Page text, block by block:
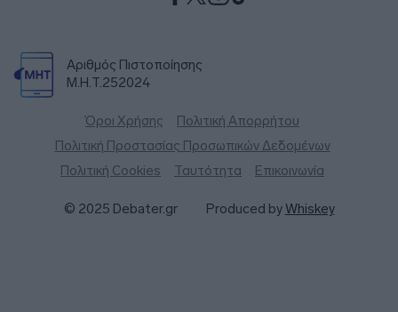
Αριθμός Πιστοποίησης
Μ.Η.Τ.252024
Όροι Χρήσης
Πολιτική Απορρήτου
Πολιτική Προστασίας Προσωπικών Δεδομένων
Πολιτική Cookies
Ταυτότητα Επικοινωνία
© 2025 Debater.gr Produced byWhiskey